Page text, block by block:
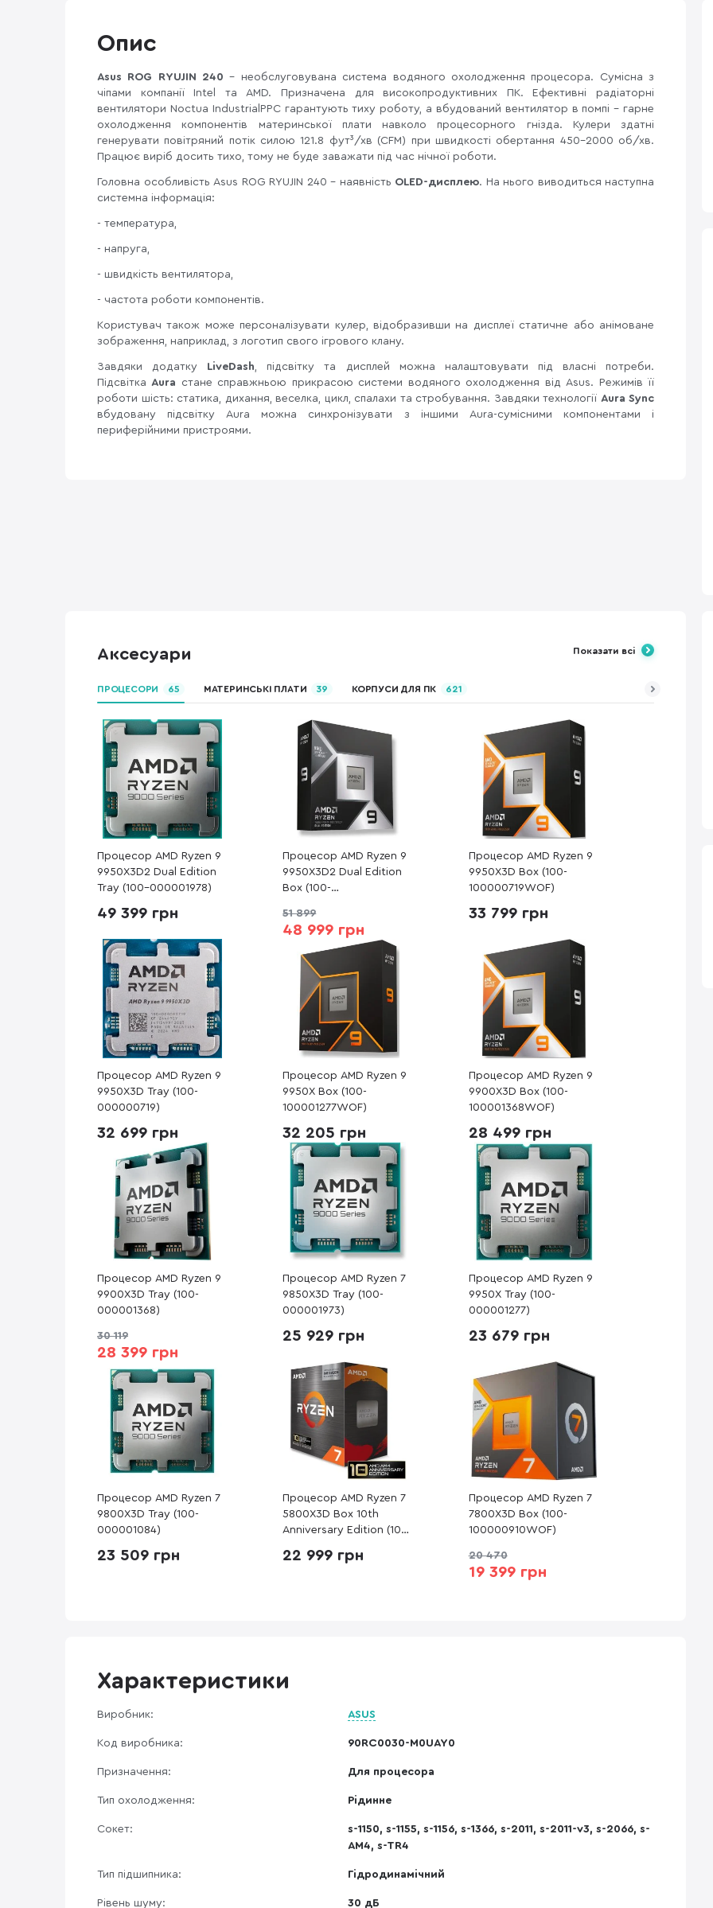
Опис
Asus ROG RYUJIN 240 - необслуговувана система водяного охолодження процесора. Сумісна з
чіпами компанії Intel та AMD. Призначена для високопродуктивних ПК. Ефективні радіаторні
вентилятори Noctua IndustrialPPC гарантують тиху роботу, а вбудований вентилятор в помпі - гарне
охолодження компонентів материнської плати навколо процесорного гнізда. Кулери здатні
генерувати повітряний потік силою 121.8 фут³/хв (CFM) при швидкості обертання 450-2000 об/хв.
Працює виріб досить тихо, тому не буде заважати під час нічної роботи.
Головна особливість Asus ROG RYUJIN 240 - наявність OLED-дисплею. На нього виводиться наступна
системна інформація:
- температура,
- напруга,
- швидкість вентилятора,
- частота роботи компонентів.
Користувач також може персоналізувати кулер, відобразивши на дисплеї статичне або анімоване
зображення, наприклад, з логотип свого ігрового клану.
Завдяки додатку LiveDash, підсвітку та дисплей можна налаштовувати під власні потреби.
ПідсвіткаAura стане справжньою прикрасою системи водяного охолодження від Asus. Режимів її
роботи шість: статика, дихання, веселка, цикл, спалахи та стробування. Завдяки технології Aura Sync
вбудовану підсвітку Aura можна синхронізувати з іншими Aura-сумісними компонентами і
периферійними пристроями.
Показати всі
Аксесуари
ПРОЦЕСОРИ 65 МАТЕРИНСЬКІ ПЛАТИ 39 КОРПУСИ ДЛЯ ПК 621
Процесор AMD Ryzen 9
9950X3D2 Dual Edition
Tray (100-000001978)
49 399 грн
Процесор AMD Ryzen 9
9950X3D2 Dual Edition
Box (100-
51 899
48 999 грн
Процесор AMD Ryzen 9
9950X3D Box (100-
100000719WOF)
33 799 грн
Процесор AMD Ryzen 9
9950X3D Tray (100-
000000719)
32 699 грн
Процесор AMD Ryzen 9
9950X Box (100-
100001277WOF)
32 205 грн
Процесор AMD Ryzen 9
9900X3D Box (100-
100001368WOF)
28 499 грн
Процесор AMD Ryzen 9
9900X3D Tray (100-
000001368)
30 119
28 399 грн
Процесор AMD Ryzen 7
9850X3D Tray (100-
000001973)
25 929 грн
Процесор AMD Ryzen 9
9950X Tray (100-
000001277)
23 679 грн
Процесор AMD Ryzen 7
9800X3D Tray (100-
000001084)
23 509 грн
Процесор AMD Ryzen 7
5800X3D Box 10th
Anniversary Edition (100-
22 999 грн
Процесор AMD Ryzen 7
7800X3D Box (100-
100000910WOF)
20 470
19 399 грн
Характеристики
Виробник: ASUS
Код виробника: 90RC0030-M0UAY0
Призначення: Для процесора
Тип охолодження: Рідинне
Сокет:
s-1150, s-1155, s-1156, s-1366, s-2011, s-2011-v3, s-2066, s-
AM4, s-TR4
Тип підшипника: Гідродинамічний
Рівень шуму: 30 дБ